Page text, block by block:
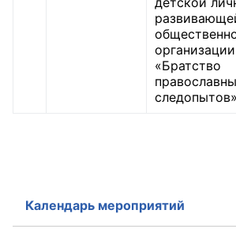
организации
«Братство
следопытов»
Календарь мероприятий